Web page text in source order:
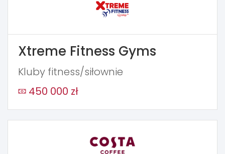
Xtreme Fitness Gyms
Kluby fitness/siłownie
450 000 zł